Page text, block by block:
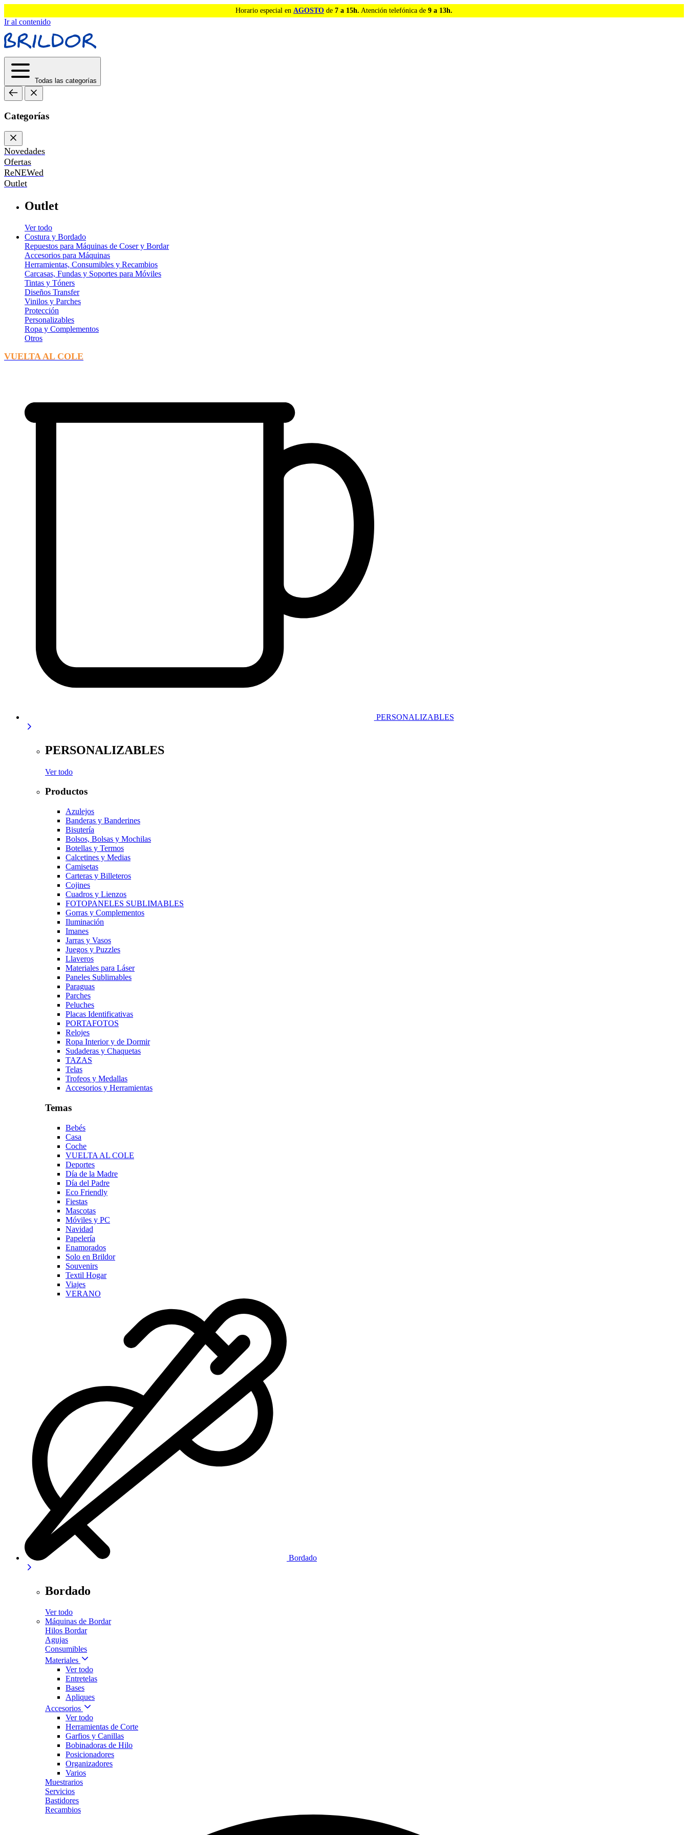
Horario especial en AGOSTO de 7 a 15h. Atención telefónica de 9 a 13h.
Ir al contenido
Todas las categorías
Categorías
Novedades
Ofertas
ReNEWed
Outlet
Outlet
Ver todo
Costura y Bordado
Repuestos para Máquinas de Coser y Bordar
Accesorios para Máquinas
Herramientas, Consumibles y Recambios
Carcasas, Fundas y Soportes para Móviles
Tintas y Tóners
Diseños Transfer
Vinilos y Parches
Protección
Personalizables
Ropa y Complementos
Otros
VUELTA AL COLE
PERSONALIZABLES
PERSONALIZABLES
Ver todo
Productos
Azulejos
Banderas y Banderines
Bisutería
Bolsos, Bolsas y Mochilas
Botellas y Termos
Calcetines y Medias
Camisetas
Carteras y Billeteros
Cojines
Cuadros y Lienzos
FOTOPANELES SUBLIMABLES
Gorras y Complementos
Iluminación
Imanes
Jarras y Vasos
Juegos y Puzzles
Llaveros
Materiales para Láser
Paneles Sublimables
Paraguas
Parches
Peluches
Placas Identificativas
PORTAFOTOS
Relojes
Ropa Interior y de Dormir
Sudaderas y Chaquetas
TAZAS
Telas
Trofeos y Medallas
Accesorios y Herramientas
Temas
Bebés
Casa
Coche
VUELTA AL COLE
Deportes
Día de la Madre
Día del Padre
Eco Friendly
Fiestas
Mascotas
Móviles y PC
Navidad
Papelería
Enamorados
Solo en Brildor
Souvenirs
Textil Hogar
Viajes
VERANO
Bordado
Bordado
Ver todo
Máquinas de Bordar
Hilos Bordar
Agujas
Consumibles
Materiales
Ver todo
Entretelas
Bases
Apliques
Accesorios
Ver todo
Herramientas de Corte
Garfios y Canillas
Bobinadoras de Hilo
Posicionadores
Organizadores
Varios
Muestrarios
Servicios
Bastidores
Recambios